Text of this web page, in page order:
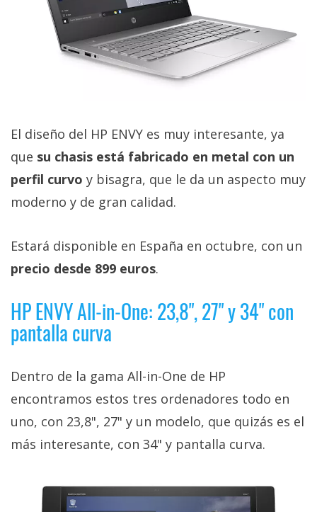
El diseño del HP ENVY es muy interesante, ya
que su chasis está fabricado en metal con un
perfil curvo y bisagra, que le da un aspecto muy
moderno y de gran calidad.
Estará disponible en España en octubre, con un
precio desde 899 euros.
HP ENVY All-in-One: 23,8", 27" y 34" con
pantalla curva
Dentro de la gama All-in-One de HP
encontramos estos tres ordenadores todo en
uno, con 23,8", 27" y un modelo, que quizás es el
más interesante, con 34" y pantalla curva.